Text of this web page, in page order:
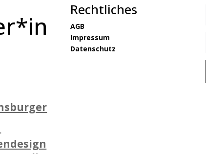
Rechtliches
AGB
Impressum
Datenschutz